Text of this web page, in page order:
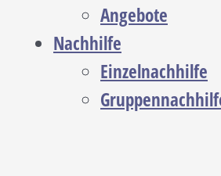
Angebote
Nachhilfe
Einzelnachhilfe